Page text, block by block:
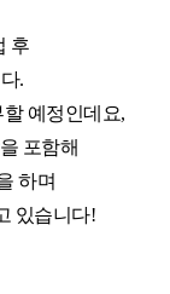
후
.
예정인데요,
포함해
하며
있습니다!